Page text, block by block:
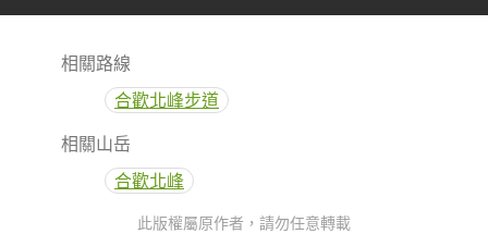
相關路線
合歡北峰步道
相關山岳
合歡北峰
此版權屬原作者，請勿任意轉載